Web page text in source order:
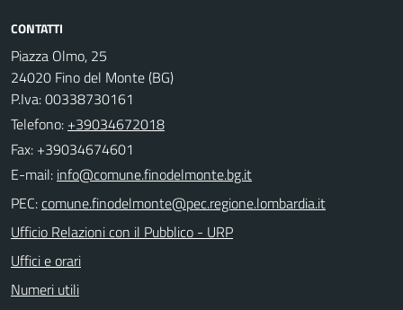
CONTATTI
Piazza Olmo, 25
24020 Fino del Monte (BG)
P.Iva: 00338730161
Telefono: +39034672018
Fax: +39034674601
E-mail:
PEC:
Ufficio Relazioni con il Pubblico - URP
Uffici e orari
Numeri utili